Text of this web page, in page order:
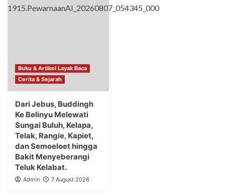
Buku & Artikel Layak Baca
Cerita & Sejarah
Dari Jebus, Buddingh
Ke Belinyu Melewati
Sungai Buluh, Kelapa,
Telak, Rangie, Kapiet,
dan Semoeloet hingga
Bakit Menyeberangi
Teluk Kelabat.
Admin 7 August 2026